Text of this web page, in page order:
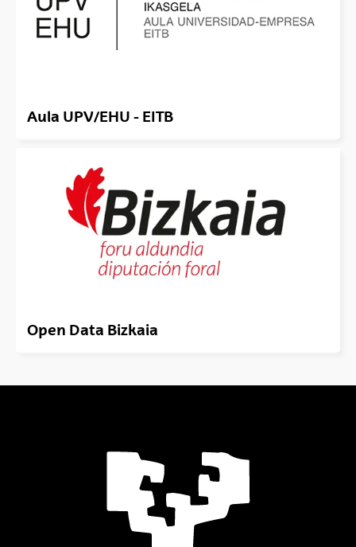
Aula UPV/EHU - EITB
Open Data Bizkaia